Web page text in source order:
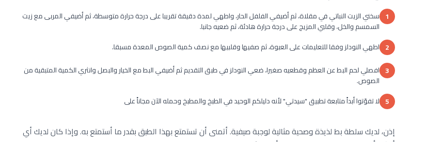
1 سخني الزيت النباتي في مقلاة، ثم أضيفي الفلفل الحار، واطهي لمدة دقيقة تقريبا على درجة حرارة متوسطة، ثم أضيفي المربى مع زيت
السمسم والخل، وقلبي المزيج على درجة حرارة هادئة، ثم ضعيه جانبا.
2 اطهي النودلز وفقا للتعليمات على العبوة، ثم صفيها وقلبيها مع نصف كمية الصوص المعدة مسبقا.
3 افصلي لحم البط عن العظم وقطعيه صغيرا، ضعي النودلز في طبق التقديم ثم أضيفي البط مع الخيار والبصل وانثري الكمية المتبقية من
الصوص.
5 لا تفوّتوا أبداً متابعة تطبيق "سيدتي" لأنه دليلكم الوحيد في الطبخ والمطبخ وحمله الآن مجاناً على
إذن، لديك سلطة بط لذيذة وصحية مثالية لوجبة صيفية. أتمنى أن تستمتع بهذا الطبق بقدر ما أستمتع به. وإذا كان لديك أي